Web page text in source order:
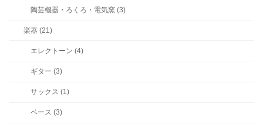
陶芸機器・ろくろ・電気窯 (3)
楽器 (21)
エレクトーン (4)
ギター (3)
サックス (1)
ベース (3)